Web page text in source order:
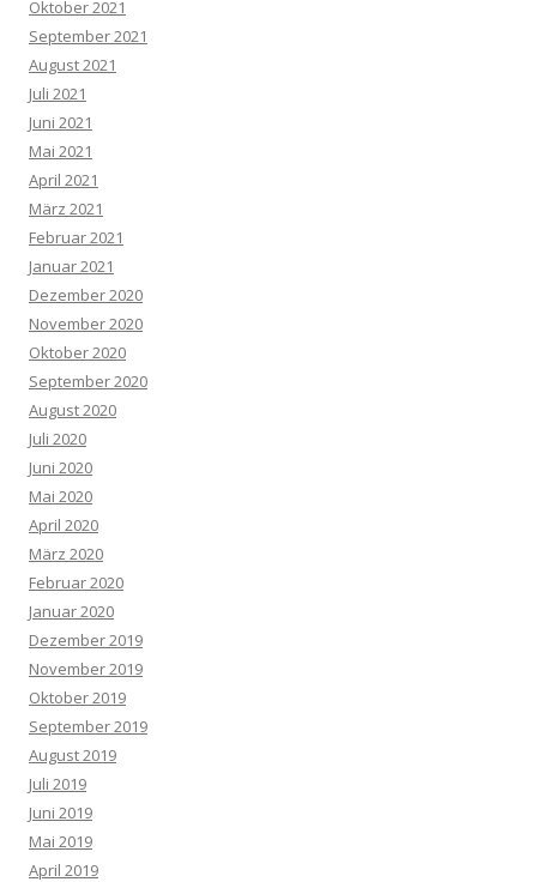
Oktober 2021
September 2021
August 2021
Juli 2021
Juni 2021
Mai 2021
April 2021
März 2021
Februar 2021
Januar 2021
Dezember 2020
November 2020
Oktober 2020
September 2020
August 2020
Juli 2020
Juni 2020
Mai 2020
April 2020
März 2020
Februar 2020
Januar 2020
Dezember 2019
November 2019
Oktober 2019
September 2019
August 2019
Juli 2019
Juni 2019
Mai 2019
April 2019